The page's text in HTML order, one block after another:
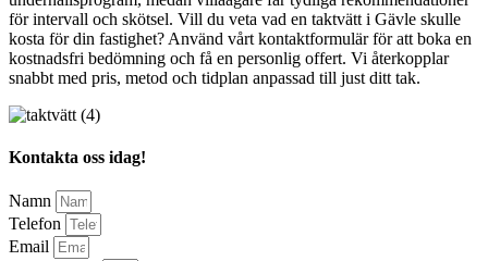
för intervall och skötsel. Vill du veta vad en taktvätt i Gävle skulle
kosta för din fastighet? Använd vårt kontaktformulär för att boka en
kostnadsfri bedömning och få en personlig offert. Vi återkopplar
snabbt med pris, metod och tidplan anpassad till just ditt tak.
Kontakta oss idag!
Namn
Telefon
Email